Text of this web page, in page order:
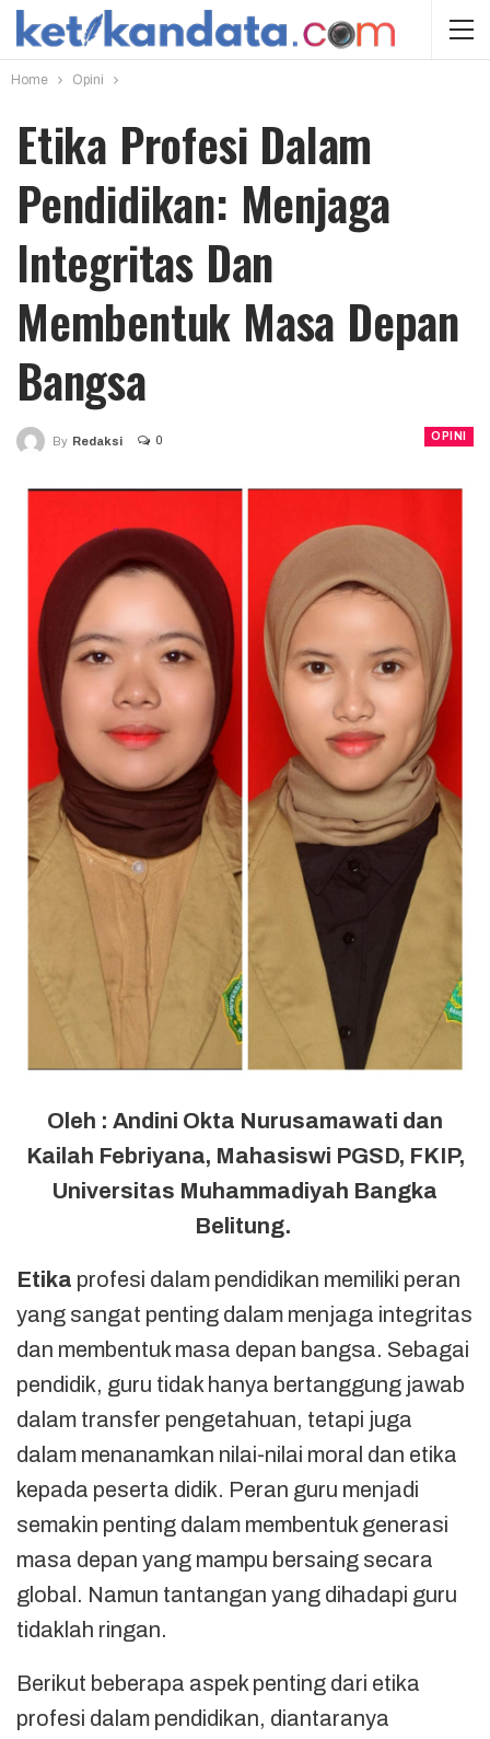
Home Opini
Etika Profesi Dalam
Pendidikan: Menjaga
Integritas Dan
Membentuk Masa Depan
Bangsa
OPINI
By Redaksi 0
Oleh : Andini Okta Nurusamawati dan
Kailah Febriyana, Mahasiswi PGSD, FKIP,
Universitas Muhammadiyah Bangka
Belitung.
Etika profesi dalam pendidikan memiliki peran
yang sangat penting dalam menjaga integritas
dan membentuk masa depan bangsa. Sebagai
pendidik, guru tidak hanya bertanggung jawab
dalam transfer pengetahuan, tetapi juga
dalam menanamkan nilai-nilai moral dan etika
kepada peserta didik. Peran guru menjadi
semakin penting dalam membentuk generasi
masa depan yang mampu bersaing secara
global. Namun tantangan yang dihadapi guru
tidaklah ringan.
Berikut beberapa aspek penting dari etika
profesi dalam pendidikan, diantaranya